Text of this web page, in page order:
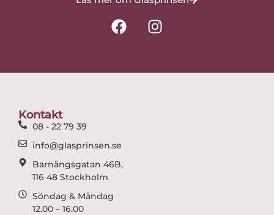
F
a
I
n
Kontakt
08 - 22 79 39
info@glasprinsen.se
Barnängsgatan 46B,
116 48 Stockholm
Söndag & Måndag
12.00 – 16.00